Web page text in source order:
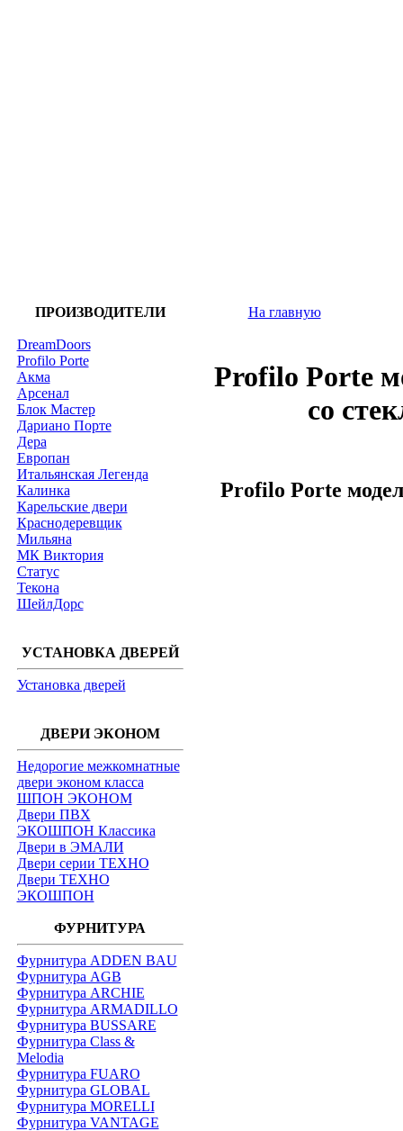
ПРОИЗВОДИТЕЛИ
DreamDoors
Profilo Porte
Акма
Арсенал
Блок Мастер
Дариано Порте
Дера
Европан
Итальянская Легенда
Калинка
Карельские двери
Краснодеревщик
Мильяна
МК Виктория
Статус
Текона
ШейлДорс
УСТАНОВКА ДВЕРЕЙ
Установка дверей
ДВЕРИ ЭКОНОМ
Недорогие межкомнатные
двери эконом класса
ШПОН ЭКОНОМ
Двери ПВХ
ЭКОШПОН Классика
Двери в ЭМАЛИ
Двери серии ТЕХНО
Двери ТЕХНО
ЭКОШПОН
ФУРНИТУРА
Фурнитура ADDEN BAU
Фурнитура AGB
Фурнитура ARCHIE
Фурнитура ARMADILLO
Фурнитура BUSSARE
Фурнитура Class &
Melodia
Фурнитура FUARO
Фурнитура GLOBAL
Фурнитура MORELLI
Фурнитура VANTAGE
На главную
Profilo Porte
со
Profilo Porte